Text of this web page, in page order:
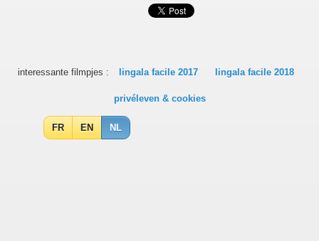
interessante filmpjes : lingala facile 2017 lingala facile 2018
privéleven & cookies
FR EN NL